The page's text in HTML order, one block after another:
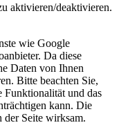
aktivieren/deaktivieren.
wie Google
Da diese
Daten von Ihnen
Bitte beachten Sie,
Funktionalität und das
kann. Die
der Seite wirksam.